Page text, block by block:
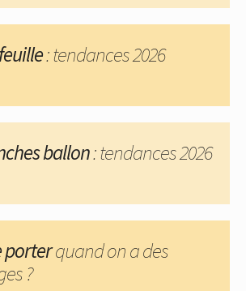
: tendances 2026
ballon: tendances 2026
porterquand on a des
?